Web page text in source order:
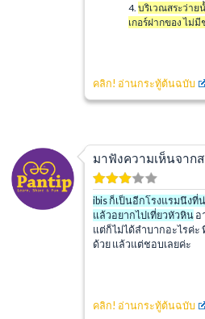
บริเวณสระว่าย
เกอร์ฝากของ ไม่
คลิก! อ่านกระทู้ต้นฉบับ
มาฟังความเห็นจาก
ibis ก็เป็นอีกโรงแรมนึง
แล้วอยากไปเที่ยวหัวหิน อ
แต่ก็ไม่ได้ลำบากอะไรค่ะ
ด้วย แล้วแต่ชอบเลยค่ะ
คลิก! อ่านกระทู้ต้นฉบับ